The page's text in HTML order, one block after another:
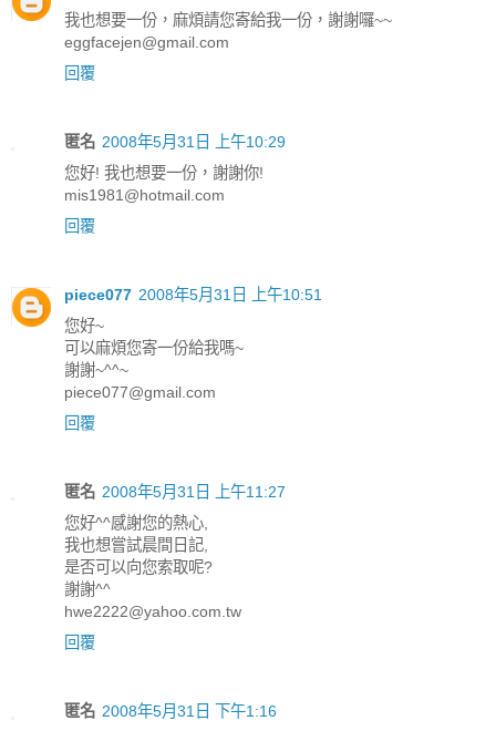
我也想要一份，麻煩請您寄給我一份，謝謝囉~~
eggfacejen@gmail.com
回覆
匿名 2008年5月31日 上午10:29
您好! 我也想要一份，謝謝你!
mis1981@hotmail.com
回覆
piece077 2008年5月31日 上午10:51
您好~
可以麻煩您寄一份給我嗎~
謝謝~^^~
piece077@gmail.com
回覆
匿名 2008年5月31日 上午11:27
您好^^感謝您的熱心,
我也想嘗試晨間日記,
是否可以向您索取呢?
謝謝^^
hwe2222@yahoo.com.tw
回覆
匿名 2008年5月31日 下午1:16